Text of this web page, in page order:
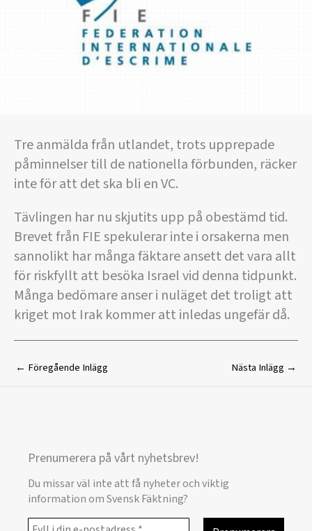
Tre anmälda från utlandet, trots upprepade
påminnelser till de nationella förbunden, räcker
inte för att det ska bli en VC.
Tävlingen har nu skjutits upp på obestämd tid.
Brevet från FIE spekulerar inte i orsakerna men
sannolikt har många fäktare ansett det vara allt
för riskfyllt att besöka Israel vid denna tidpunkt.
Många bedömare anser i nuläget det troligt att
kriget mot Irak kommer att inledas ungefär då.
← Föregående Inlägg Nästa Inlägg →
Prenumerera på vårt nyhetsbrev!
Du missar väl inte att få nyheter och viktig
information om Svensk Fäktning?